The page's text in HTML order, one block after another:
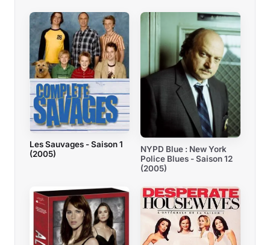
Les Sauvages - Saison 1
(2005)
NYPD Blue : New York
Police Blues - Saison 12
(2005)